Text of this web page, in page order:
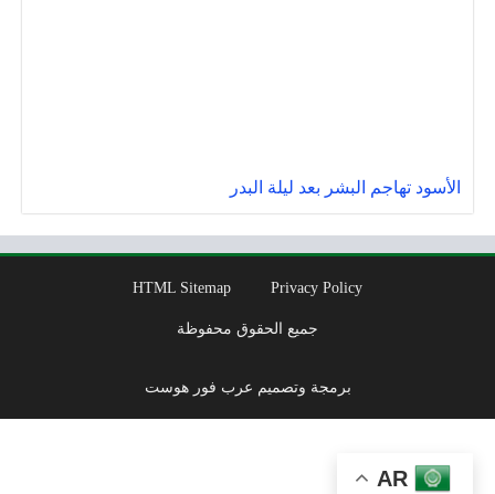
الأسود تهاجم البشر بعد ليلة البدر
Privacy Policy
HTML Sitemap
جميع الحقوق محفوظة
برمجة وتصميم عرب فور هوست
AR